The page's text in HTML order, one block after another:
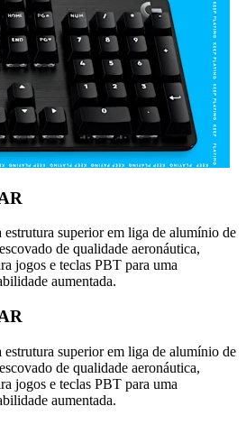
estrutura superior em liga de alumínio de
de qualidade aeronáutica,
jogos e teclas PBT para uma
aumentada.
estrutura superior em liga de alumínio de
de qualidade aeronáutica,
jogos e teclas PBT para uma
aumentada.